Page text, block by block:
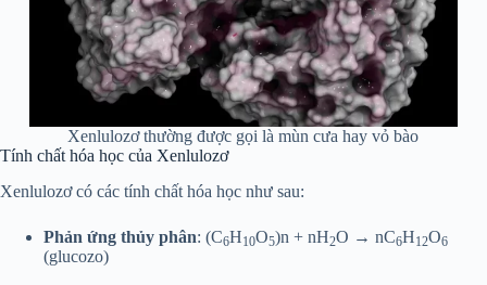
Xenlulozơ thường được gọi là mùn cưa hay vỏ bào
Tính chất hóa học của Xenlulozơ
Xenlulozơ có các tính chất hóa học như sau:
Phản ứng thủy phân: (C6H10O5)n + nH2O → nC6H12O6
(glucozo)